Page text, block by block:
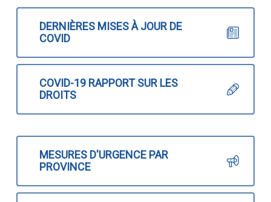
DERNIÈRES MISES À JOUR DE
COVID
COVID-19 RAPPORT SUR LES
DROITS
MESURES D'URGENCE PAR
PROVINCE